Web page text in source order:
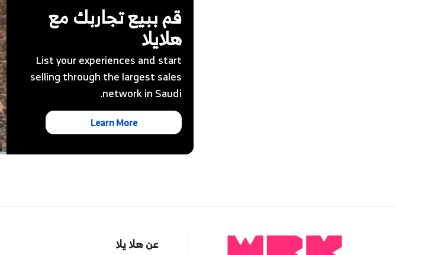
قم ببيع تجاربك مع
هلايلا
List your experiences and start
selling through the largest sales
network in Saudi.
Learn More
عن هلا يلا